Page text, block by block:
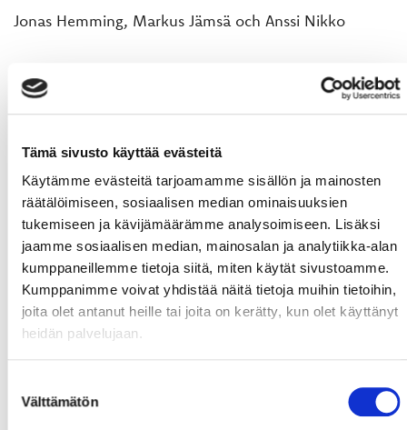
Tämä sivusto käyttää evästeitä
Käytämme evästeitä tarjoamamme sisällön ja mainosten
räätälöimiseen, sosiaalisen median ominaisuuksien
tukemiseen ja kävijämäärämme analysoimiseen. Lisäksi
jaamme sosiaalisen median, mainosalan ja analytiikka-alan
kumppaneillemme tietoja siitä, miten käytät sivustoamme.
Kumppanimme voivat yhdistää näitä tietoja muihin tietoihin,
joita olet antanut heille tai joita on kerätty, kun olet käyttänyt
heidän palvelujaan.
valinta
Välttämätön
Jonas Hemming, Markus Jämsä och Anssi Nikko